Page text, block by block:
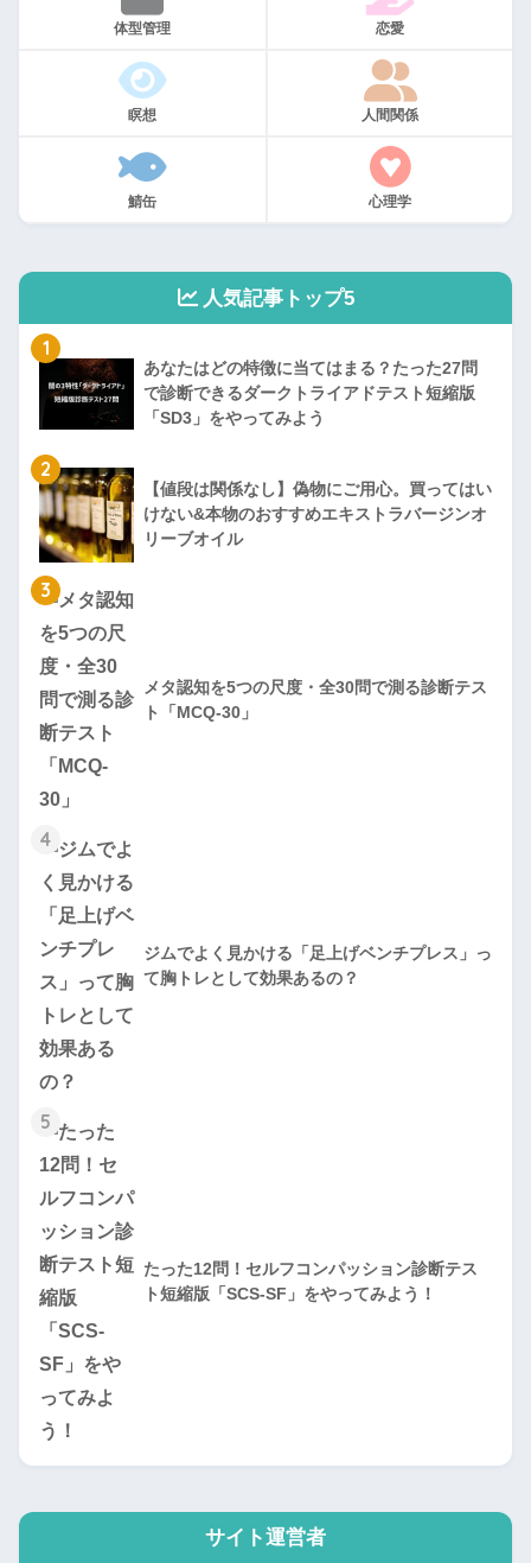
体型管理 恋愛
瞑想 人間関係
鯖缶 心理学
人気記事トップ5
1
あなたはどの特徴に当てはまる？たった27問
で診断できるダークトライアドテスト短縮版
「SD3」をやってみよう
2
【値段は関係なし】偽物にご用心。買ってはい
けない&本物のおすすめエキストラバージンオ
リーブオイル
3
メタ認知を5つの尺度・全30問で測る診断テス
ト「MCQ-30」
4
ジムでよく見かける「足上げベンチプレス」っ
て胸トレとして効果あるの？
5
たった12問！セルフコンパッション診断テス
ト短縮版「SCS-SF」をやってみよう！
サイト運営者